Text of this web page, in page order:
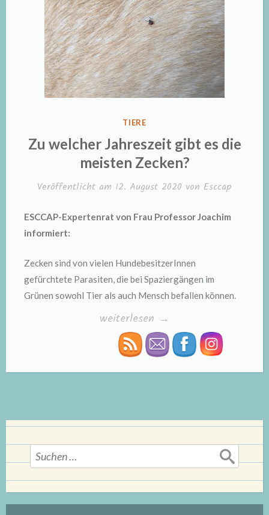
VERÖFFENTLICHT
TIERE
Zu welcher Jahreszeit gibt es die
meisten Zecken?
Veröffentlicht am 12. August 2020 von Esccap
ESCCAP-Expertenrat von Frau Professor Joachim
informiert:
Zecken sind von vielen HundebesitzerInnen
gefürchtete Parasiten, die bei Spaziergängen im
Grünen sowohl Tier als auch Mensch befallen können.
„Zu
welcher
Jahreszeit
gibt
weiterlesen →
Suchen
nach: